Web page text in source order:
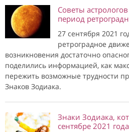
Советы
период
27 сентября 2021
ретроградное
возникновения достаточно
поделились информацией, как
пережить возможные трудности
Знаков Зодиака.
Знаки Зодиака,
сентябре 2021 года